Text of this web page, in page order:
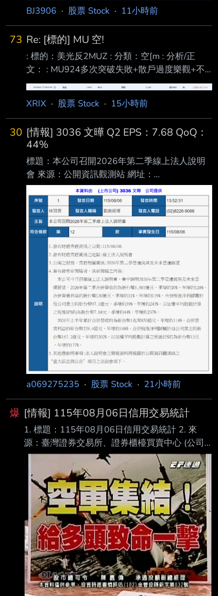
再跌 沒有停損空間 ----- Sent from PttX on my
https://files.
BJ3906 · 股票 Stock · 11小時前
73 Re: [標的] MU 空!
: 標的：美光反2MUZ : 分類：空[m : 分析/正
文： : MU924多次突破失敗+散戶過度樂觀+不
認為已經突破下降趨勢 :
(喊多喊空者，必須有停損機制。 長期投資、討
論、心得類免填) : 進場:MUZ 11.4 (進太早了，
我是看著SOXL的線圖進的，結果沒想到MU今天
有點強) : 退場:MUZ 10.45 : MU到861附近看情
況分批止盈 861附近的支撐直接破了，那接下來
往826附近看了 然後觀察看看繼續往下
XRIX · 股票 Stock · 15小時前
30 [情報] 3036 文曄 Q2 EPS：7.68 QoQ：
44%
標題：本公司召開2026年第二季線上法人說明
會 來源：公開資訊觀測站 網址：
https://mopsov.twse.com.tw/mops/web/t05sr01
_1 內文： https://i.urusai.cc/vQSHh.png
https://i.urusai.cc/eVhog.png 好像有點厲害@@
--
a069275235 · 股票 Stock · 21小時前
爆 [情報] 115年08月06日信用交易統計
1. 標題：115年08月06日信用交易統計 2. 來
源：臺灣證券交易所、證券櫃檯買賣中心 (公司
名、網站名) 3. 網址：https://reurl.cc/E2xlzv
https://reurl.cc/V3AOXA (請善用縮網址工具) 4.
內文： 115年08月06日信用交易統計 項目 買進
賣出 現金(券)償還 前日餘額 今日餘額 融資(交易
單位) 361,806 300,476 4,257 8,901,189
8,958,262 融券(交易單位) 28,775 25,282
1,813 197